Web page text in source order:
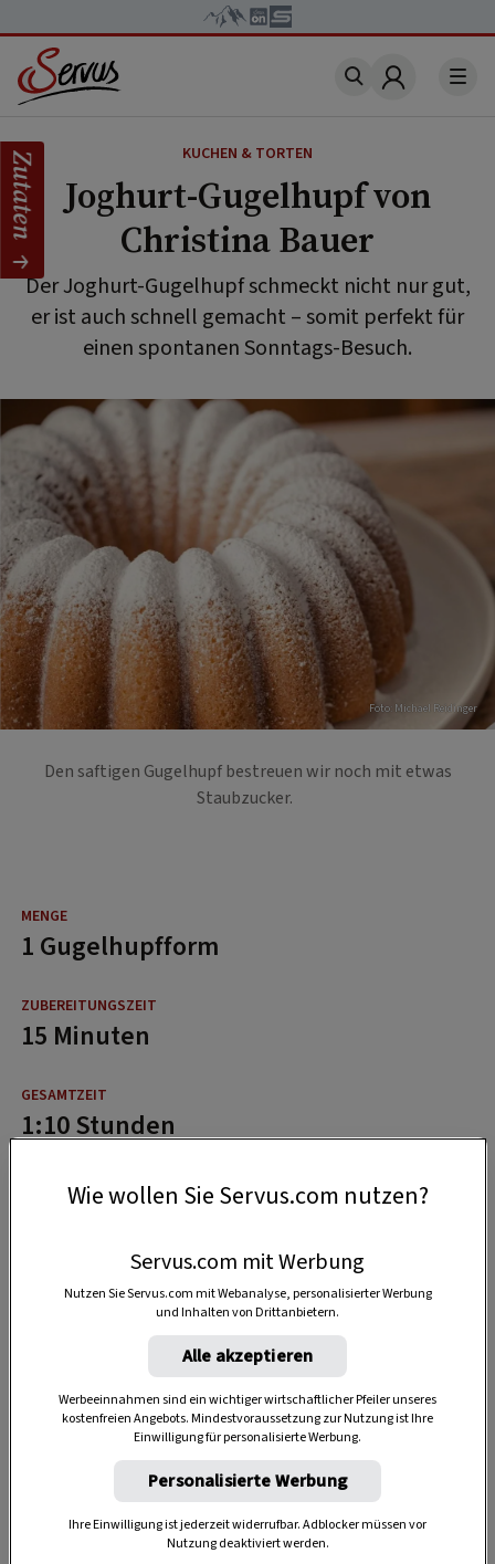
Account
KUCHEN & TORTEN
Joghurt-Gugelhupf von
Christina Bauer
Der Joghurt-Gugelhupf schmeckt nicht nur gut,
er ist auch schnell gemacht – somit perfekt für
einen spontanen Sonntags-Besuch.
Foto: Michael Reidinger
Den saftigen Gugelhupf bestreuen wir noch mit etwas
Staubzucker.
1 Gugelhupfform
15 Minuten
1:10 Stunden
Zutaten
Wie wollen Sie Servus.com nutzen?
Servus.com mit Werbung
Nutzen Sie Servus.com mit Webanalyse, personalisierter Werbung
und Inhalten von Drittanbietern.
Alle akzeptieren
Werbeeinnahmen sind ein wichtiger wirtschaftlicher Pfeiler unseres
kostenfreien Angebots. Mindestvoraussetzung zur Nutzung ist Ihre
Einwilligung für personalisierte Werbung.
Personalisierte Werbung
Ihre Einwilligung ist jederzeit widerrufbar. Adblocker müssen vor
Nutzung deaktiviert werden.